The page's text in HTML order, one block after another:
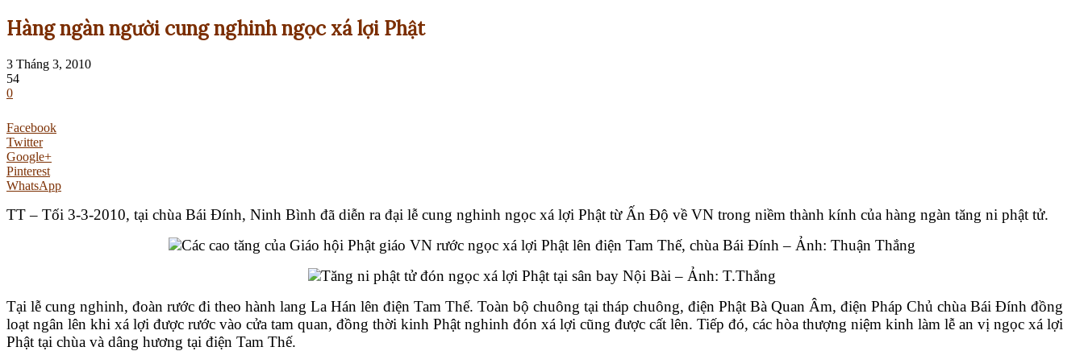
Hàng ngàn người cung nghinh ngọc xá lợi Phật
3 Tháng 3, 2010
54
0
Facebook
Twitter
Google+
Pinterest
WhatsApp
TT – Tối 3-3-2010, tại chùa Bái Đính, Ninh Bình đã diễn ra đại lễ cung nghinh ngọc xá lợi Phật từ Ấn Độ về VN trong niềm thành kính của hàng ngàn tăng ni phật tử.
Các cao tăng của Giáo hội Phật giáo VN rước ngọc xá lợi Phật lên điện Tam Thế, chùa Bái Đính – Ảnh: Thuận Thắng
Tăng ni phật tử đón ngọc xá lợi Phật tại sân bay Nội Bài – Ảnh: T.Thắng
Tại lễ cung nghinh, đoàn rước đi theo hành lang La Hán lên điện Tam Thế. Toàn bộ chuông tại tháp chuông, điện Phật Bà Quan Âm, điện Pháp Chủ chùa Bái Đính đồng
loạt ngân lên khi xá lợi được rước vào cửa tam quan, đồng thời kinh Phật nghinh đón xá lợi cũng được cất lên. Tiếp đó, các hòa thượng niệm kinh làm lễ an vị ngọc xá lợi
Phật tại chùa và dâng hương tại điện Tam Thế.